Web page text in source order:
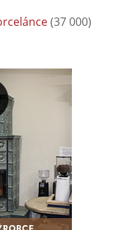
(37 000)